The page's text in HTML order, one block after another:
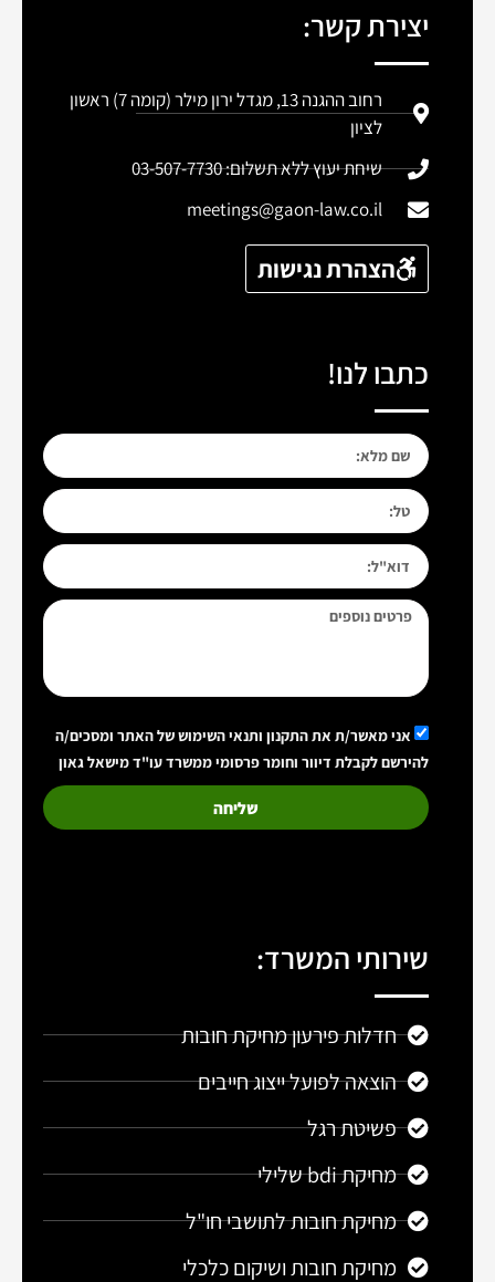
יצירת קשר:
רחוב ההגנה 13, מגדל ירון מילר (קומה 7) ראשון
לציון
שיחת יעוץ ללא תשלום: 03-507-7730
meetings@gaon-law.co.il
הצהרת נגישות
כתבו לנו!
אני מאשר/ת את התקנון ותנאי השימוש של האתר ומסכים/ה
להירשם לקבלת דיוור וחומר פרסומי ממשרד עו"ד מישאל גאון
שליחה
שירותי המשרד:
חדלות פירעון מחיקת חובות
הוצאה לפועל ייצוג חייבים
פשיטת רגל
מחיקת bdi שלילי
מחיקת חובות לתושבי חו"ל
מחיקת חובות ושיקום כלכלי